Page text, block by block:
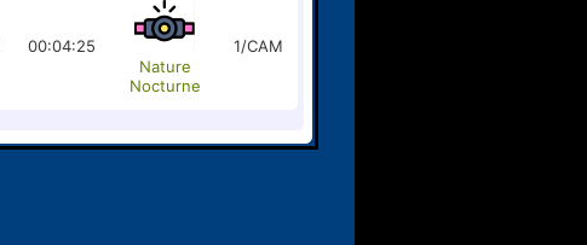
00:04:25
Nature
Nocturne
1/CAM